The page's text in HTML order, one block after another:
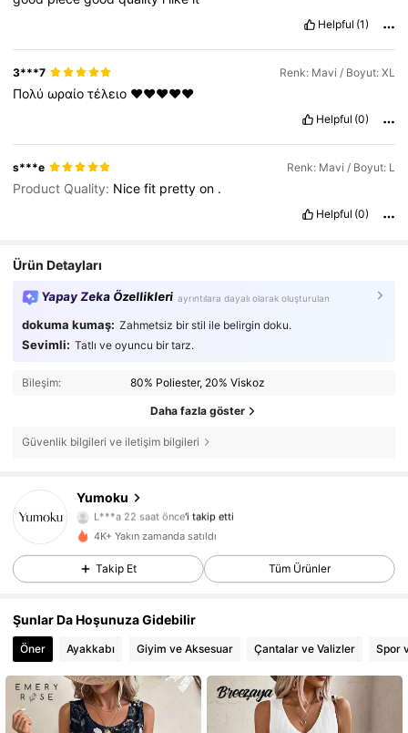
Helpful (1)
3***7 Renk: Mavi / Boyut: XL
Πολύωραίοτέλειο ❤️❤️❤️❤️❤️
Helpful (0)
s***e Renk: Mavi / Boyut: L
Product Quality: Nicefit prettyon .
Helpful (0)
Ürün Detayları
Yapay Zeka Özellikleri ayrıntılara dayalı olarak oluşturulan
dokuma kumaş: Zahmetsiz bir stil ile belirgin doku.
Sevimli: Tatlı ve oyuncu bir tarz.
Bileşim: 80% Poliester, 20% Viskoz
Daha fazla göster
Güvenlik bilgileri ve iletişim bilgileri
Yumoku
4,54
132 Takipçiler
L***a 22 saat önce'i takip etti
4,54
132 Takipçiler
4,54 132 Takipçiler
4,54 132 Takipçiler
4K+ Yakın zamanda satıldı
Takip Et Tüm Ürünler
Şunlar Da Hoşunuza Gidebilir
Öner Ayakkabı Giyim ve Aksesuar Çantalar ve Valizler Spor